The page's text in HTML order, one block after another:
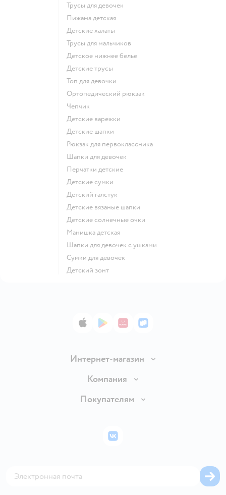
Трусы для девочек
Пижама детская
Детские халаты
Трусы для мальчиков
Детское нижнее белье
Детские трусы
Топ для девочки
Ортопедический рюкзак
Чепчик
Детские варежки
Детские шапки
Рюкзак для первоклассника
Шапки для девочек
Перчатки детские
Детские сумки
Детский галстук
Детские вязаные шапки
Детские солнечные очки
Манишка детская
Шапки для девочек с ушками
Сумки для девочек
Детский зонт
App StoreGoogle Play
AppGallery
RuStore
Интернет-магазин
Доставка и оплата
Правила продажи
Политика использования файлов cookie
Компания
Вакансии
Покупателям
Бонусные карты
ВКонтакте